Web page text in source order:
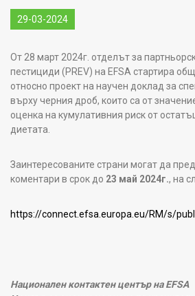
29-03-2024
От 28 март 2024г. отделът за
пестициди (PREV) на EFSA стартира
относно проект на научен доклад за
върху черния дроб, които са от
оценка на кумулативния риск от
диетата.
Заинтересованите страни могат да
коментари в срок до 23 май 2024г., на
https://connect.efsa.europa.eu/RM/s/
Национален контактен център на EFSA